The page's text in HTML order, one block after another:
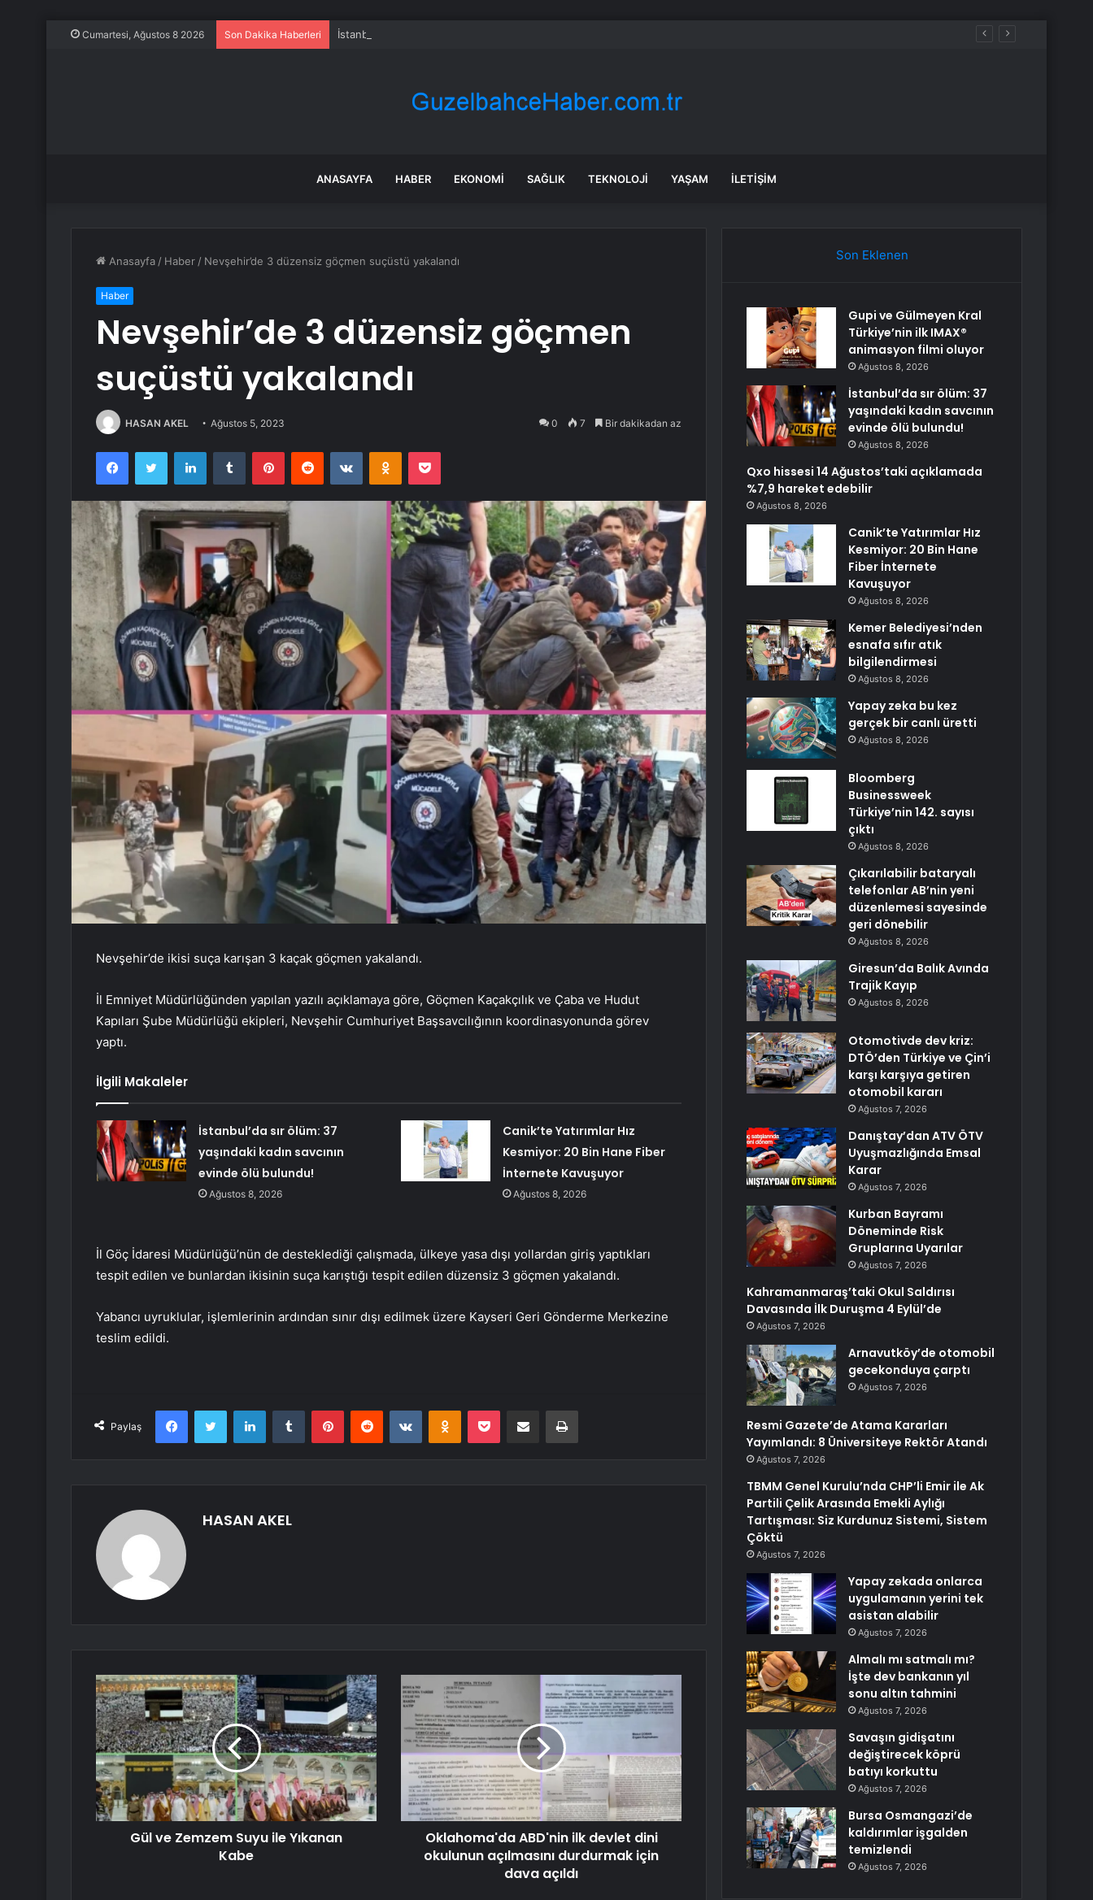
Cumartesi, Ağustos 8 2026 Son Dakika Haberleri İstanbul’da sır ölüm: 37 yaşındaki kadın savcının evinde ölü bulundu!
ANASAYFA HABER EKONOMI SAĞLIK TEKNOLOJI YAŞAM İLETIŞIM
Anasayfa / Haber / Nevşehir’de 3 düzensiz göçmen suçüstü yakalandı
Haber
Nevşehir’de 3 düzensiz göçmen
suçüstü yakalandı
HASAN AKEL Ağustos 5, 2023 0 7 Bir dakikadan az
FacebookTwitter LinkedInTumblr PinterestReddit VKontakteOdnoklassniki
Pocket
Nevşehir’de ikisi suça karışan 3 kaçak göçmen yakalandı.
İl Emniyet Müdürlüğünden yapılan yazılı açıklamaya göre, Göçmen Kaçakçılık ve Çaba ve Hudut
Kapıları Şube Müdürlüğü ekipleri, Nevşehir Cumhuriyet Başsavcılığının koordinasyonunda görev
yaptı.
İlgili Makaleler
İstanbul’da sır ölüm: 37
yaşındaki kadın savcının
evinde ölü bulundu!
Ağustos 8, 2026
Canik’te Yatırımlar Hız
Kesmiyor: 20 Bin Hane Fiber
İnternete Kavuşuyor
Ağustos 8, 2026
İl Göç İdaresi Müdürlüğü’nün de desteklediği çalışmada, ülkeye yasa dışı yollardan giriş yaptıkları
tespit edilen ve bunlardan ikisinin suça karıştığı tespit edilen düzensiz 3 göçmen yakalandı.
Yabancı uyruklular, işlemlerinin ardından sınır dışı edilmek üzere Kayseri Geri Gönderme Merkezine
teslim edildi.
Paylaş
FacebookTwitter LinkedInTumblr PinterestReddit VKontakteOdnoklassniki
Pocket E-Posta ile paylaş Yazdır
HASAN AKEL
Gül ve Zemzem Suyu ile Yıkanan
Kabe
Oklahoma'da ABD'nin ilk devlet dini
okulunun açılmasını durdurmak için
dava açıldı
Son Eklenen
Gupi ve Gülmeyen Kral
Türkiye’nin ilk IMAX®
animasyon filmi oluyor
Ağustos 8, 2026
İstanbul’da sır ölüm: 37
yaşındaki kadın savcının
evinde ölü bulundu!
Ağustos 8, 2026
Qxo hissesi 14 Ağustos’taki açıklamada
%7,9 hareket edebilir
Ağustos 8, 2026
Canik’te Yatırımlar Hız
Kesmiyor: 20 Bin Hane
Fiber İnternete
Kavuşuyor
Ağustos 8, 2026
Kemer Belediyesi’nden
esnafa sıfır atık
bilgilendirmesi
Ağustos 8, 2026
Yapay zeka bu kez
gerçek bir canlı üretti
Ağustos 8, 2026
Bloomberg
Businessweek
Türkiye’nin 142. sayısı
çıktı
Ağustos 8, 2026
Çıkarılabilir bataryalı
telefonlar AB’nin yeni
düzenlemesi sayesinde
geri dönebilir
Ağustos 8, 2026
Giresun’da Balık Avında
Trajik Kayıp
Ağustos 8, 2026
Otomotivde dev kriz:
DTÖ’den Türkiye ve Çin’i
karşı karşıya getiren
otomobil kararı
Ağustos 7, 2026
Danıştay’dan ATV ÖTV
Uyuşmazlığında Emsal
Karar
Ağustos 7, 2026
Kurban Bayramı
Döneminde Risk
Gruplarına Uyarılar
Ağustos 7, 2026
Kahramanmaraş’taki Okul Saldırısı
Davasında İlk Duruşma 4 Eylül’de
Ağustos 7, 2026
Arnavutköy’de otomobil
gecekonduya çarptı
Ağustos 7, 2026
Resmi Gazete’de Atama Kararları
Yayımlandı: 8 Üniversiteye Rektör Atandı
Ağustos 7, 2026
TBMM Genel Kurulu’nda CHP’li Emir ile Ak
Partili Çelik Arasında Emekli Aylığı
Tartışması: Siz Kurdunuz Sistemi, Sistem
Çöktü
Ağustos 7, 2026
Yapay zekada onlarca
uygulamanın yerini tek
asistan alabilir
Ağustos 7, 2026
Almalı mı satmalı mı?
İşte dev bankanın yıl
sonu altın tahmini
Ağustos 7, 2026
Savaşın gidişatını
değiştirecek köprü
batıyı korkuttu
Ağustos 7, 2026
Bursa Osmangazi’de
kaldırımlar işgalden
temizlendi
Ağustos 7, 2026